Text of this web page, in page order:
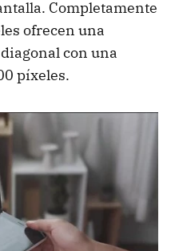
Completamente
ofrecen una
con una
píxeles.